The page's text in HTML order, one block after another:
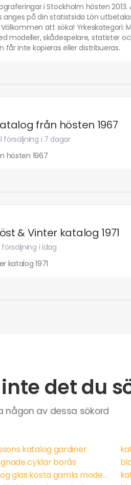
i Stockholm hösten 2013.
anges på din statistsida Lön
att söka! Yrkeskategori:
modeller, skådespelare, statister
får inte kopieras eller distribueras.
från hösten 1967
försäljning i 7 dagar
hösten 1967
& Vinter katalog 1971
försäljning i Idag
katalog 1971
det du
någon av dessa sökord
katalog gardiner
cyklar borås
katalog glas kosta gamla modeller